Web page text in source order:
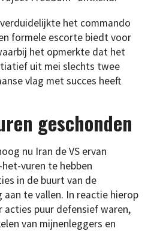
het commando
formele escorte biedt voor
het opmerkte dat het
uit mei slechts twee
vlag met succes heeft
geschonden
nu Iran de VS ervan
vuren te hebben
in de buurt van de
te vallen. In reactie hierop
acties puur defensief waren,
van mijnenleggers en